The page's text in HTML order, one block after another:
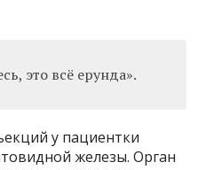
это всё ерунда».
у пациентки
железы. Орган